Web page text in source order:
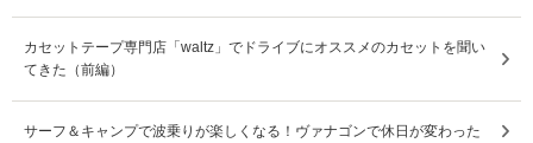
カセットテープ専門店「waltz」でドライブにオススメのカセットを聞い
てきた（前編）
サーフ＆キャンプで波乗りが楽しくなる！ヴァナゴンで休日が変わった